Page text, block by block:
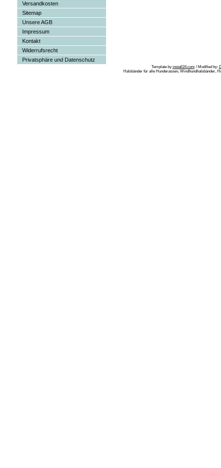
Versandkosten
Sitemap
Unsere AGB
Impressum
Kontakt
Widerrufsrecht
Privatsphäre und Datenschutz
Template by install24.com/ Modified by:
Halsbänder für alle Hunderassen, Windhundhalsbänder,